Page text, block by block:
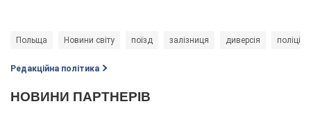
Польща Новини світу поїзд залізниця диверсія поліція
Редакційна політика